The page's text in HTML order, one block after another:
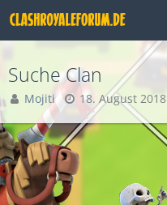
Suche Clan
Mojiti 18. August 2018